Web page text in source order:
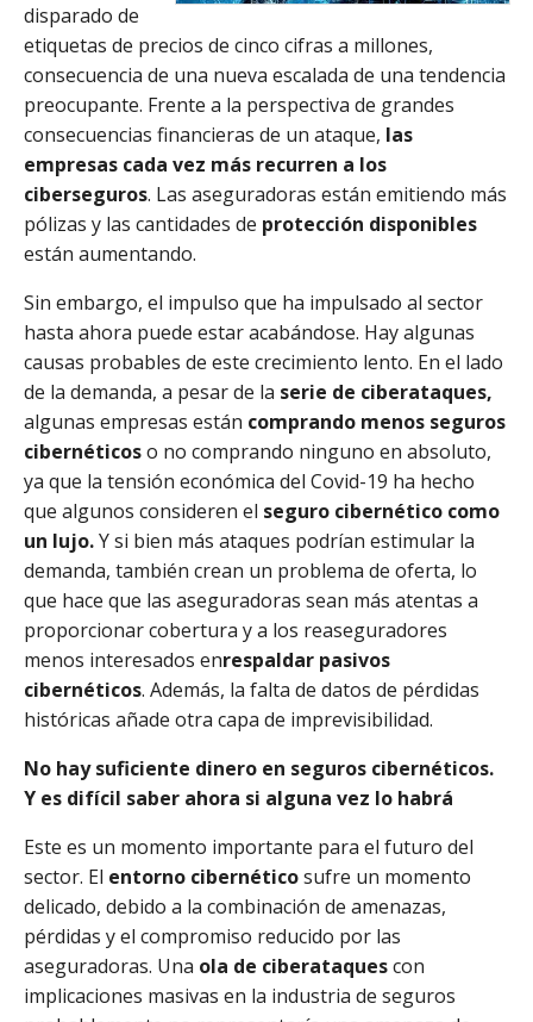
disparado de
etiquetas de precios de cinco cifras a millones,
consecuencia de una nueva escalada de una tendencia
preocupante. Frente a la perspectiva de grandes
consecuencias financieras de un ataque, las
empresas cada vez más recurren a los
ciberseguros. Las aseguradoras están emitiendo más
pólizas y las cantidades de protección disponibles
están aumentando.
Sin embargo, el impulso que ha impulsado al sector
hasta ahora puede estar acabándose. Hay algunas
causas probables de este crecimiento lento. En el lado
de la demanda, a pesar de la serie de ciberataques,
algunas empresas están comprando menos seguros
cibernéticoso no comprando ninguno en absoluto,
ya que la tensión económica del Covid-19 ha hecho
que algunos consideren el seguro cibernético como
un lujo.Y si bien más ataques podrían estimular la
demanda, también crean un problema de oferta, lo
que hace que las aseguradoras sean más atentas a
proporcionar cobertura y a los reaseguradores
menos interesados enrespaldar pasivos
cibernéticos. Además, la falta de datos de pérdidas
históricas añade otra capa de imprevisibilidad.
No hay suficiente dinero en seguros cibernéticos.
Y es difícil saber ahora si alguna vez lo habrá
Este es un momento importante para el futuro del
sector. El entorno cibernéticosufre un momento
delicado, debido a la combinación de amenazas,
pérdidas y el compromiso reducido por las
aseguradoras. Una ola de ciberataquescon
implicaciones masivas en la industria de seguros